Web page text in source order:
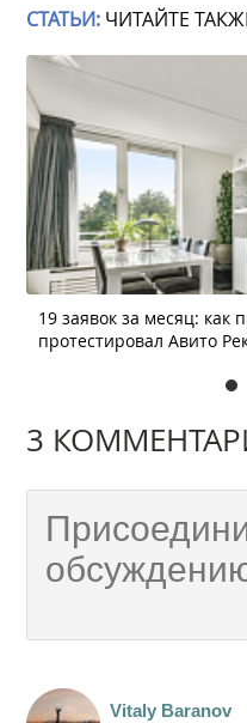
СТАТЬИ: ЧИТАЙТЕ
19 заявок за месяц: как
протестировал Авито
3
Vitaly Baranov